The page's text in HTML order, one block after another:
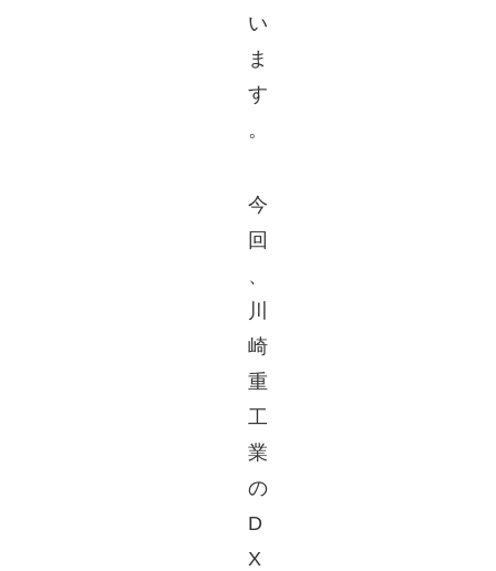
い
ま
す
。
今
回
、
川
崎
重
工
業
の
D
X